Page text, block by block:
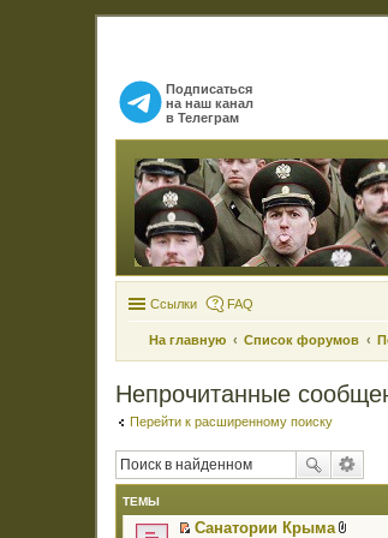
Подписаться
на наш канал
в Телеграм
Ссылки FAQ
На главную Список форумов
Непрочитанные
Перейти к расширенному поиску
ТЕМЫ
Санатории Крыма